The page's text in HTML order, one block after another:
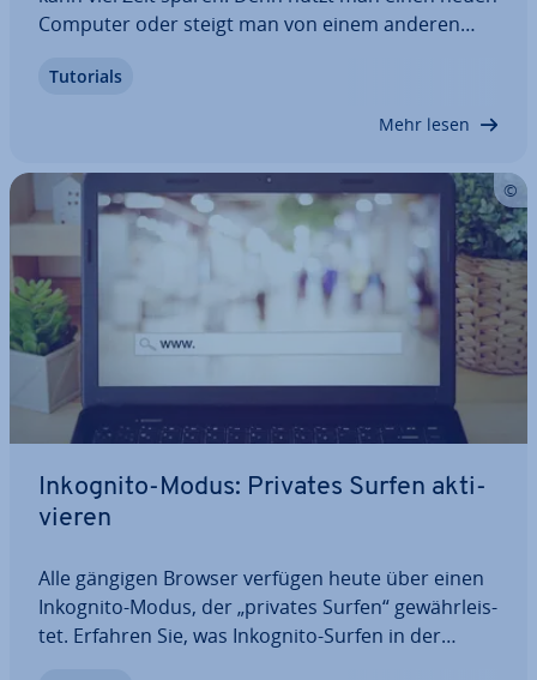
Computer oder steigt man von einem anderen
Daten manuell zu über­tra­gen. Aber mit nur
Tutorials
Mehr lesen
Inkognito-Modus: Privates Surfen ak­ti­
vie­ren
Alle gängigen Browser verfügen heute über einen
Inkognito-Modus, der „privates Surfen“ ge­währ­leis­
tet. Erfahren Sie, was Inkognito-Surfen in der